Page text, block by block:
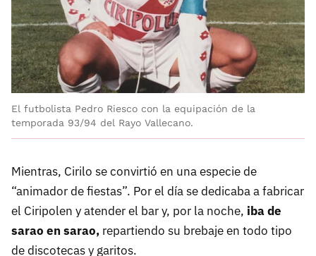
El futbolista Pedro Riesco con la equipación de la
temporada 93/94 del Rayo Vallecano.
Mientras, Cirilo se convirtió en una especie de
“animador de fiestas”. Por el día se dedicaba a fabricar
el Ciripolen y atender el bar y, por la noche, iba de
sarao en sarao, repartiendo su brebaje en todo tipo
de discotecas y garitos.